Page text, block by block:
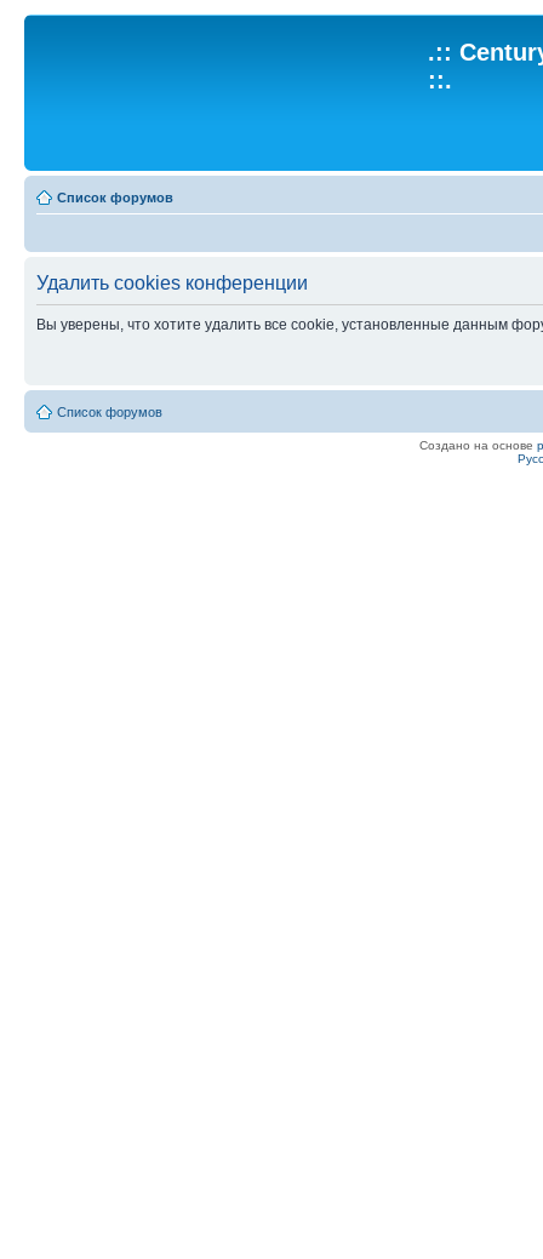
.::
::.
Список форумов
Удалить cookies конференции
Вы уверены, что хотите удалить все cookie, установленные данным
Список форумов
Создано на основе